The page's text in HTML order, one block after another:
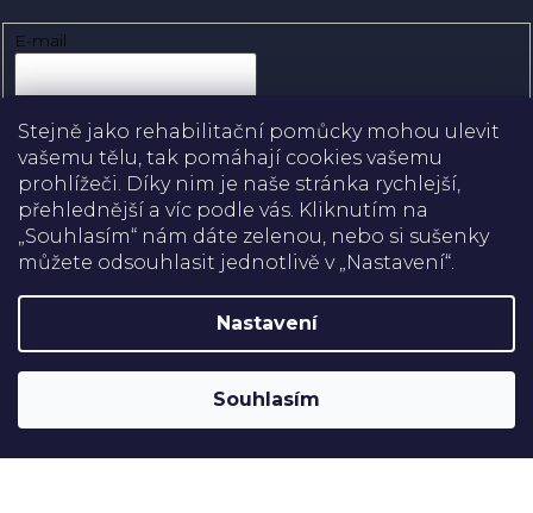
Stejně jako rehabilitační pomůcky mohou ulevit
vašemu tělu, tak pomáhají cookies vašemu
prohlížeči. Díky nim je naše stránka rychlejší,
přehlednější a víc podle vás. Kliknutím na
„Souhlasím“ nám dáte zelenou, nebo si sušenky
můžete odsouhlasit jednotlivě v „Nastavení“.
Nastavení
Souhlasím
Doprava
Platba
E-mail
Přihlásit se
Rehabilitační pomůcky
Upravit nastavení cookies